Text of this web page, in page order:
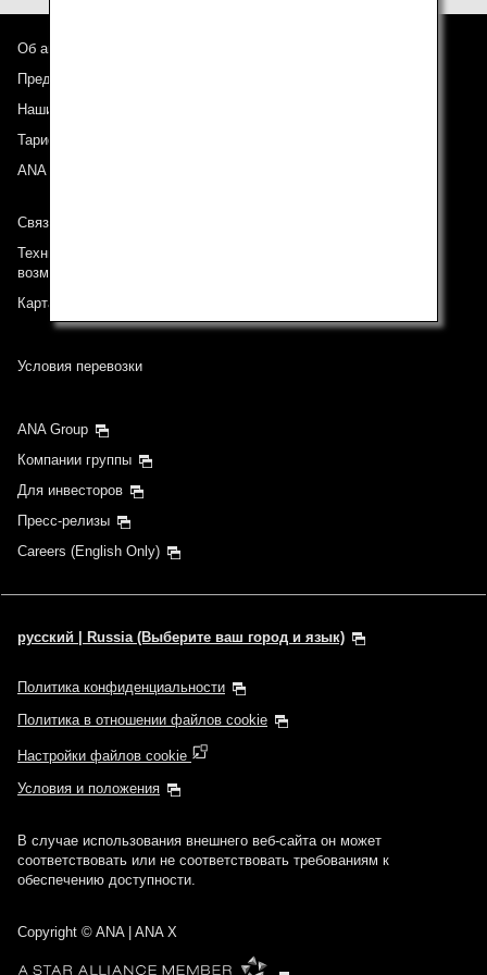
Об авиакомпании ANA
Предложения и объявления
Наши направления
Тариф ANA Experience
ANA Mileage Club
Связь с ANA
Техническая поддержка (Для клиентов с ограниченными
возможностями)
Карта сайта
Условия перевозки
ANA Group
Компании группы
Для инвесторов
Пресс-релизы
Careers (English Only)
русский | Russia (Выберите ваш город и язык)
Политика конфиденциальности
Политика в отношении файлов cookie
Настройки файлов cookie
Условия и положения
В случае использования внешнего веб-сайта он может
соответствовать или не соответствовать требованиям к
обеспечению доступности.
Copyright © ANA | ANA X